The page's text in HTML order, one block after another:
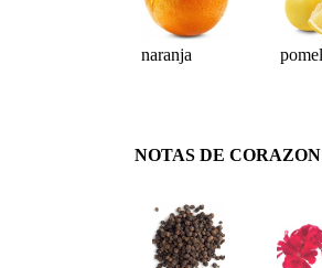
naranja
NOTAS DE CORAZON